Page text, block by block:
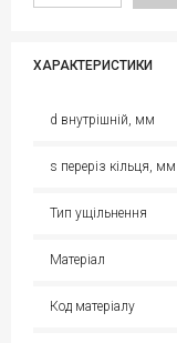
ХАРАКТЕРИСТИКИ
d внутрішній, мм
s переріз кільця, мм
Тип ущільнення
Матеріал
Код матеріалу